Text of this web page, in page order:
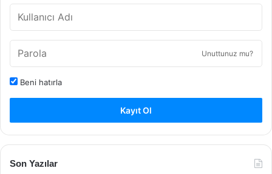
Unuttunuz mu?
Beni hatırla
Kayıt Ol
Son Yazılar